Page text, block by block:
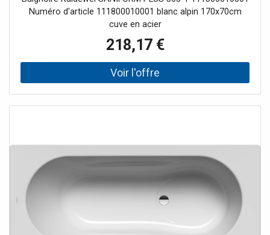
Numéro d'article 111800010001 blanc alpin 170x70cm
cuve en acier
218,17 €